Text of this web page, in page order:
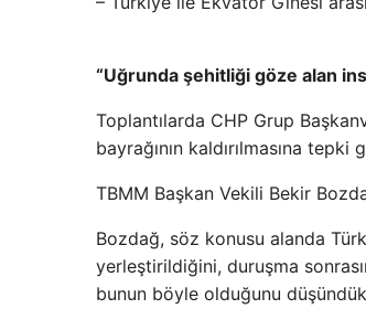
“Uğrunda şehitliği göze alan
Toplantılarda CHP Grup
bayrağının kaldırılmasına
TBMM Başkan Vekili Bekir
Bozdağ, söz konusu alanda
yerleştirildiğini, duruşma
bunun böyle olduğunu